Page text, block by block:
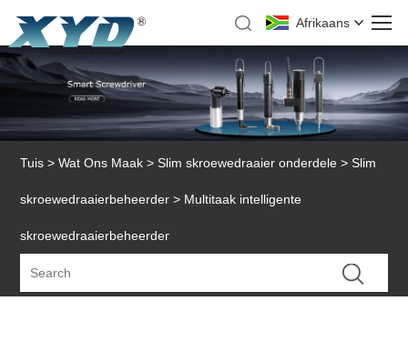
Afrikaans
Tuis > Wat Ons Maak >Slim skroewedraaier onderdele >Slim
skroewedraaierbeheerder > Multitaak intelligente
skroewedraaierbeheerder